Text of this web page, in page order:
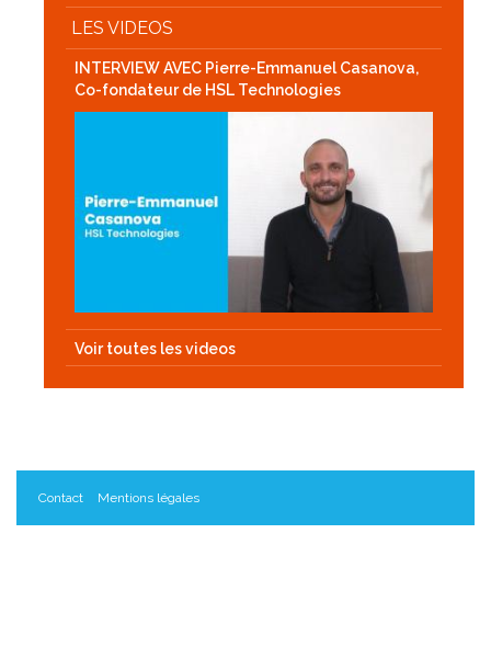
LES VIDEOS
INTERVIEW AVEC Pierre-Emmanuel Casanova,
Co-fondateur de HSL Technologies
Voir toutes les videos
Contact Mentions légales